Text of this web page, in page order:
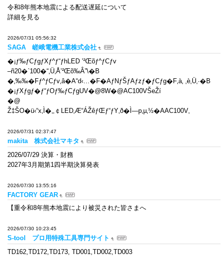
令和8年熊本地震による配送遅延について
詳細を見る
2026/07/31 05:56:32
SAGA 嵯峨電機工業株式会社
�¡ƒ‰ƒCƒgƒXƒ^ƒ“ƒhLED ’²Œõƒ^ƒCƒv
–ñ20�`100�“‚Ü‚Å’²Œõ‰Â”\�B
�‚‰‰�Fƒ^ƒCƒv‚â�A“d‹…�F�AƒNƒŠƒAƒzƒ�ƒCƒg�F‚à‚ ‚è‚Ü‚·�B
�¡ƒXƒgƒ�ƒ“ƒOƒ‰ƒCƒgUV�@8W�@AC100VŠeŽí
�@
Ž‡ŠO�ü‹­“x‚Ì�‚‚￠LED‚Æ“ÁŽêƒŒƒ“ƒY‚ð�Ì—p‚µ‚½�AAC100V‚
2026/07/31 02:37:47
makita 株式会社マキタ
2026/07/29 決算・財務
2027年3月期第1四半期決算発表
2026/07/30 13:55:16
FACTORY GEAR
【重令和8年熊本地震により被災された皆さまへ
2026/07/30 10:23:45
S-tool プロ用特殊工具専門サイト
TD162,TD172,TD173, TD001,TD002,TD003